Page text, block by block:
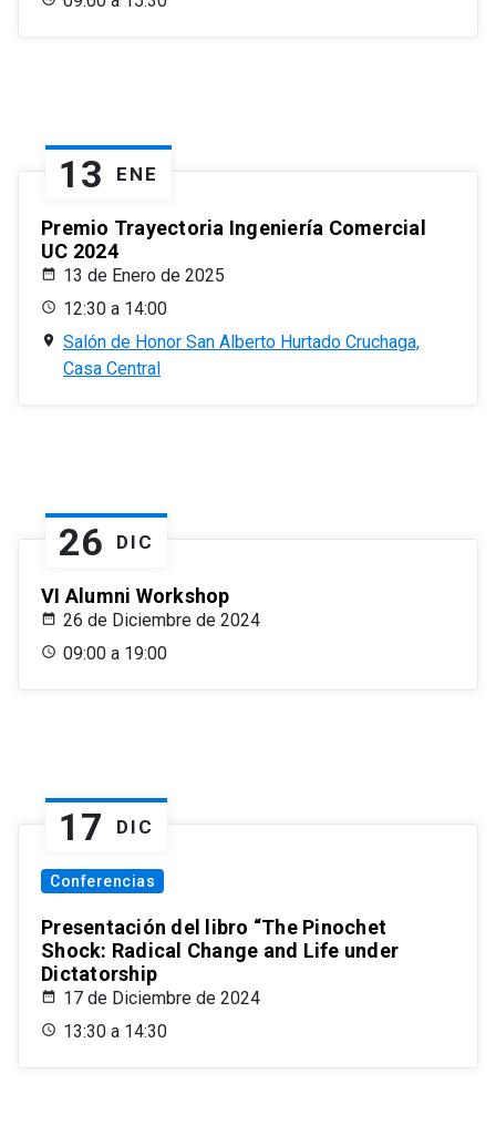
13 ENE
Premio Trayectoria Ingeniería Comercial
UC 2024
13 de Enero de 2025
12:30 a 14:00
Salón de Honor San Alberto Hurtado Cruchaga,
Casa Central
26 DIC
VI Alumni Workshop
26 de Diciembre de 2024
09:00 a 19:00
17 DIC
Conferencias
Presentación del libro “The Pinochet
Shock: Radical Change and Life under
Dictatorship
17 de Diciembre de 2024
13:30 a 14:30